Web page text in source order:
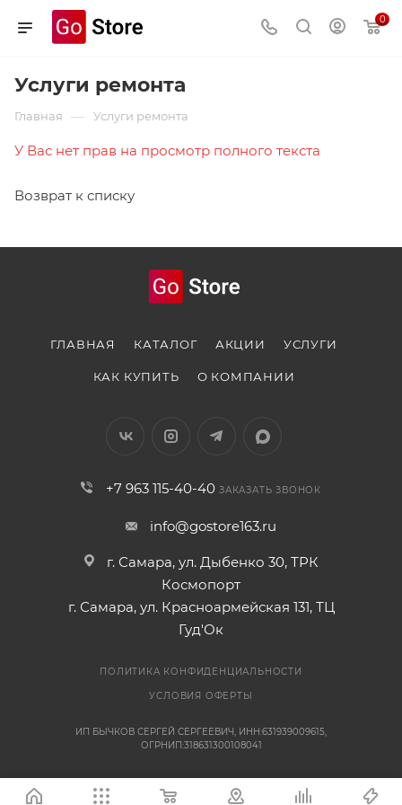
0
Услуги ремонта
Главная — Услуги ремонта
У Вас нет прав на просмотр полного текста
Возврат к списку
ГЛАВНАЯ КАТАЛОГ АКЦИИ УСЛУГИ
КАК КУПИТЬ О КОМПАНИИ
+7 963 115-40-40 ЗАКАЗАТЬ ЗВОНОК
info@gostore163.ru
г. Самара, ул. Дыбенко 30, ТРК
Космопорт
г. Самара, ул. Красноармейская 131, ТЦ
Гуд'Ок
ПОЛИТИКА КОНФИДЕНЦИАЛЬНОСТИ
УСЛОВИЯ ОФЕРТЫ
ИП БЫЧКОВ СЕРГЕЙ СЕРГЕЕВИЧ, ИНН:631939009615,
ОГРНИП:318631300108041